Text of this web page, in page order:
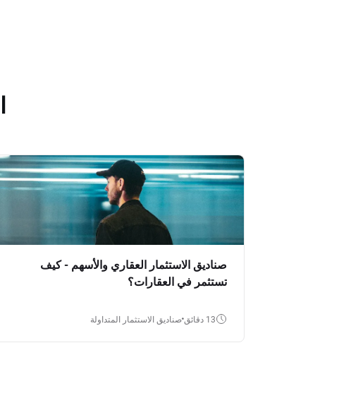
صناديق الاستثمار العقاري والأسهم - كيف
تستثمر في العقارات؟
13 دقائق صناديق الاستثمار المتداولة